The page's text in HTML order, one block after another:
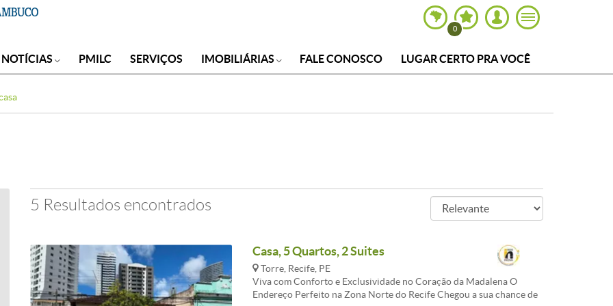
0
NOTÍCIAS PMILC SERVIÇOS IMOBILIÁRIAS FALE CONOSCO LUGAR CERTO PRA VOCÊ
5 Resultados encontrados
Casa, 5 Quartos, 2 Suites
Torre, Recife, PE
Viva com Conforto e Exclusividade no Coração da Madalena O
Endereço Perfeito na Zona Norte do Recife Chegou a sua chance de